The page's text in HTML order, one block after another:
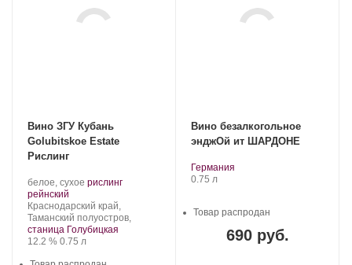
Вино ЗГУ Кубань
Golubitskoe Estate
Рислинг
Производитель:
Поместье
Голубицкое.
белое, сухое .
винограда:
рислинг
рейнский
Регион:
Краснодарский край,
Таманский полуостров,
станица Голубицкая
Крепость
12.2 %. Объем
0.75 л
Вино безалкогольное
энджОй ит ШАРДОНЕ
.Регион:
Германия
Объем
0.75 л
690 руб.
Товар распродан